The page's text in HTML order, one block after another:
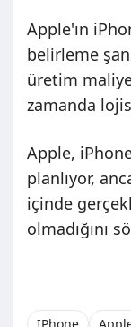
Apple'ın
belirleme
üretim
zamanda
Apple,
planlıyor,
içinde
olmadığını